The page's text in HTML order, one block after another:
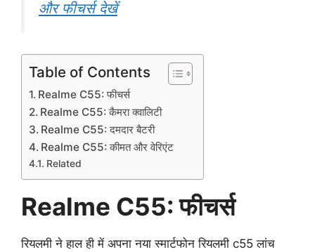
और फीचर्स देखें
Table of Contents
Realme C55: फीचर्स
Realme C55: कैमरा क्वालिटी
Realme C55: दमदार बैटरी
Realme C55: कीमत और वेरिएंट
Related
Realme C55: फीचर्स
रियलमी ने हाल ही में अपना नया स्मार्टफोन रियलमी c55 लांच